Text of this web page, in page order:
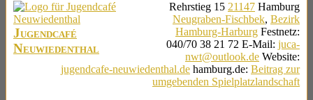
Jugendcafé
Neuwiedenthal
Rehrstieg 15 21147 Hamburg
Neugraben-Fischbek, Bezirk
Hamburg-Harburg Festnetz:
040/70 38 21 72 E-Mail: juca-
nwt@outlook.de Website:
jugendcafe-neuwiedenthal.de hamburg.de: Beitrag zur
umgebenden Spielplatzlandschaft